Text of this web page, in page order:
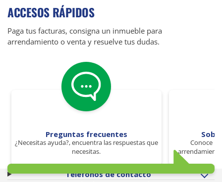
ACCESOS RÁPIDOS
Paga tus facturas, consigna un inmueble para
arrendamiento o venta y resuelve tus dudas.
Preguntas frecuentes
¿Necesitas ayuda?, encuentra las respuestas que
necesitas.
Conoce
Teléfonos de contacto